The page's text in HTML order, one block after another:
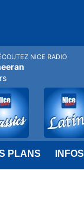
PLANS INFOS
NICE RADIO